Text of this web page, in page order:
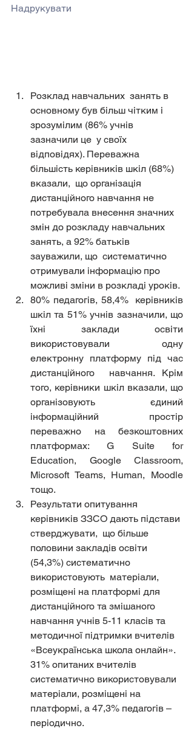
Надрукувати
Розклад навчальних  занять в
основному був більш чітким і
зрозумілим (86% учнів
зазначили це  у своїх
відповідях). Переважна
більшість керівників шкіл (68%)
вказали,  що організація
дистанційного навчання не
потребувала внесення значних
змін до розкладу навчальних
занять, а 92% батьків
зауважили, що  систематично
отримували інформацію про
можливі зміни в розкладі уроків.
80% педагогів, 58,4%  керівників
шкіл та 51% учнів зазначили, що
їхні заклади освіти
використовували одну
електронну платформу під час
дистанційного  навчання. Крім
того, керівники шкіл вказали, що
організовують єдиний
інформаційний простір
переважно на безкоштовних
платформах: G Suite for
Education, Google Classroom,
Microsoft Teams, Human, Moodle
тощо.
Результати опитування
керівників ЗЗСО дають підстави
стверджувати,  що більше
половини закладів освіти
(54,3%) систематично
використовують  матеріали,
розміщені на платформі для
дистанційного та змішаного
навчання учнів 5-11 класів та
методичної підтримки вчителів
«Всеукраїнська школа онлайн».
31% опитаних вчителів
систематично використовували
матеріали, розміщені на
платформі, а 47,3% педагогів –
періодично.